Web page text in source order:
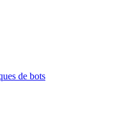
de bots